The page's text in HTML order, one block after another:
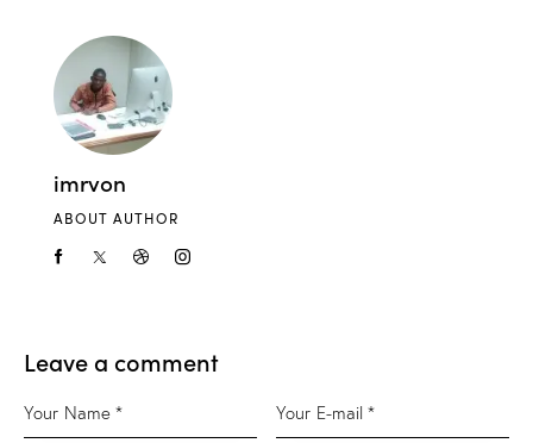
imrvon
ABOUT AUTHOR
Leave a comment